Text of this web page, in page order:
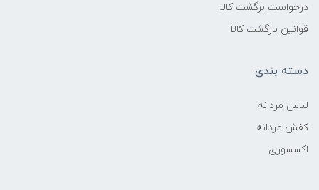
درخواست برگشت کالا
قوانین بازگشت کالا
دسته بندی
لباس مردانه
کفش مردانه
اکسسوری